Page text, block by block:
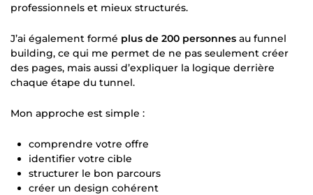
professionnels et mieux structurés.
J’ai également formé plus de 200 personnes au funnel
building, ce qui me permet de ne pas seulement créer
des pages, mais aussi d’expliquer la logique derrière
chaque étape du tunnel.
Mon approche est simple :
comprendre votre offre
identifier votre cible
structurer le bon parcours
créer un design cohérent